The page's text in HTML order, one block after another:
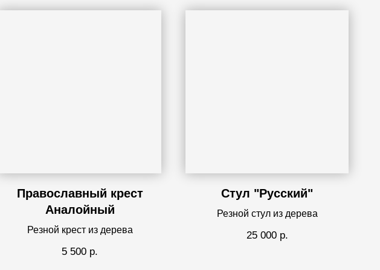
Православный крест
Аналойный
Резной крест из дерева
5 500 р.
Стул "Русский"
Резной стул из дерева
25 000 р.